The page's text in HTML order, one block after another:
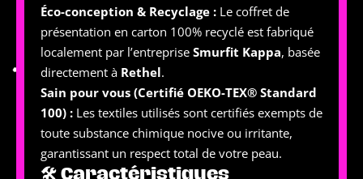
Éco-conception & Recyclage : Le coffret de
présentation en carton 100% recyclé est fabriqué
localement par l’entreprise Smurfit Kappa, basée
directement à Rethel.
Sain pour vous (Certifié OEKO-TEX® Standard
100) : Les textiles utilisés sont certifiés exempts de
toute substance chimique nocive ou irritante,
garantissant un respect total de votre peau.
🛠 Caractéristiques